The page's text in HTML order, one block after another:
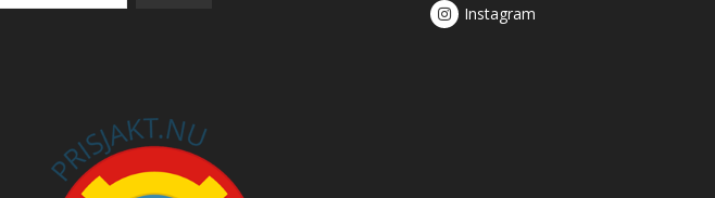
Instagram